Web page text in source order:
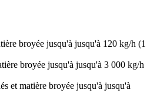
broyée jusqu'à jusqu'à 120 kg/h (1
broyée jusqu'à jusqu'à 3 000 kg/h
et matière broyée jusqu'à jusqu'à